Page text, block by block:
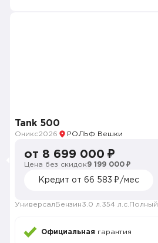
Tank 500
Оникс2026 РОЛЬФ Вешки
от 8 699 000 ₽
Цена без скидок9 199 000 ₽
Кредит от 66 583 ₽/мес
Универсал Бензин3.0 л. 354 л.с. Полный
Официальная гарантия